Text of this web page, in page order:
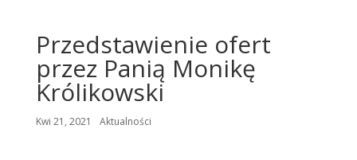
Przedstawienie ofert
przez Panią Monikę
Królikowski
Kwi 21, 2021 Aktualności